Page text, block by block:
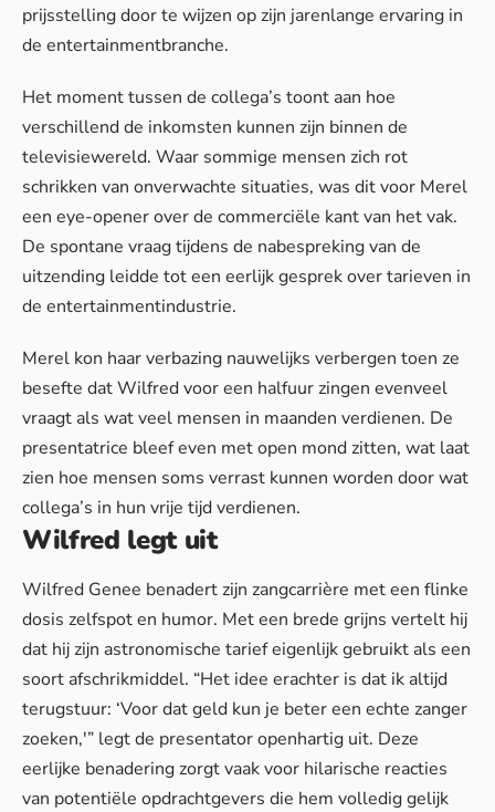
prijsstelling door te wijzen op zijn jarenlange ervaring in
de entertainmentbranche.
Het moment tussen de collega’s toont aan hoe
verschillend de inkomsten kunnen zijn binnen de
televisiewereld. Waar sommige mensen zich rot
schrikken van onverwachte situaties, was dit voor Merel
een eye-opener over de commerciële kant van het vak.
De spontane vraag tijdens de nabespreking van de
uitzending leidde tot een eerlijk gesprek over tarieven in
de entertainmentindustrie.
Merel kon haar verbazing nauwelijks verbergen toen ze
besefte dat Wilfred voor een halfuur zingen evenveel
vraagt als wat veel mensen in maanden verdienen. De
presentatrice bleef even met open mond zitten, wat laat
zien hoe mensen soms verrast kunnen worden door wat
collega’s in hun vrije tijd verdienen.
Wilfred legt uit
Wilfred Genee benadert zijn zangcarrière met een flinke
dosis zelfspot en humor. Met een brede grijns vertelt hij
dat hij zijn astronomische tarief eigenlijk gebruikt als een
soort afschrikmiddel. “Het idee erachter is dat ik altijd
terugstuur: ‘Voor dat geld kun je beter een echte zanger
zoeken,'” legt de presentator openhartig uit. Deze
eerlijke benadering zorgt vaak voor hilarische reacties
van potentiële opdrachtgevers die hem volledig gelijk